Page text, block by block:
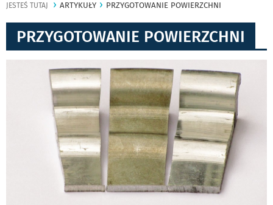
JESTEŚ TUTAJ ARTYKUŁY PRZYGOTOWANIE POWIERZCHNI
PRZYGOTOWANIE POWIERZCHNI